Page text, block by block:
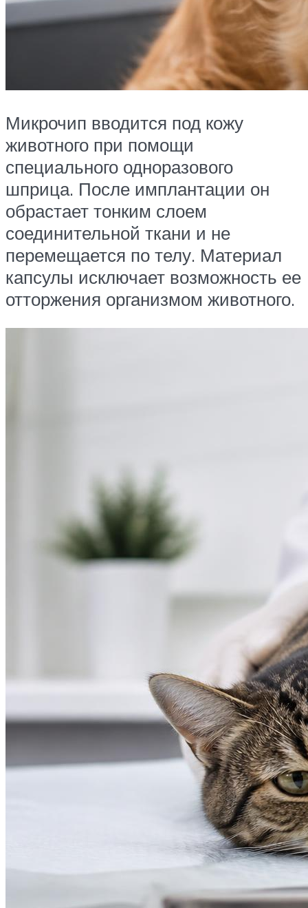
Микрочип вводится под кожу
животного при помощи
специального одноразового
шприца. После имплантации он
обрастает тонким слоем
соединительной ткани и не
перемещается по телу. Материал
капсулы исключает возможность ее
отторжения организмом животного.